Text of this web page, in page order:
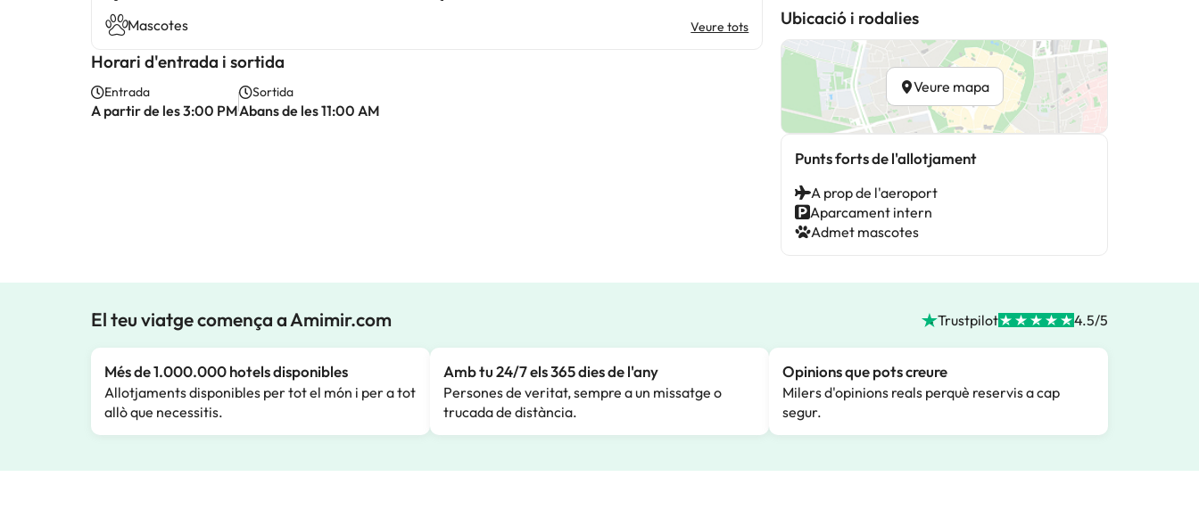
Mascotes
Veure tots
Horari d'entrada i sortida
Entrada
A partir de les 3:00 PM
Sortida
Abans de les 11:00 AM
Ubicació i rodalies
Veure mapa
Punts forts de l'allotjament
A prop de l'aeroport
Aparcament intern
Admet mascotes
El teu viatge comença a Amimir.com Trustpilot 4.5/5
Més de 1.000.000 hotels disponibles
Allotjaments disponibles per tot el món i per a tot
allò que necessitis.
Amb tu 24/7 els 365 dies de l'any
Persones de veritat, sempre a un missatge o
trucada de distància.
Opinions que pots creure
Milers d'opinions reals perquè reservis a cap
segur.